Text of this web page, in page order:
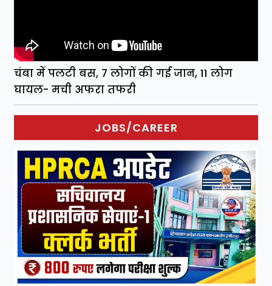
चंबा में पलटी बस, 7 लोगों की गई जान, 11 लोग
घायल- मची अफरा तफरी
JOBS/CAREER